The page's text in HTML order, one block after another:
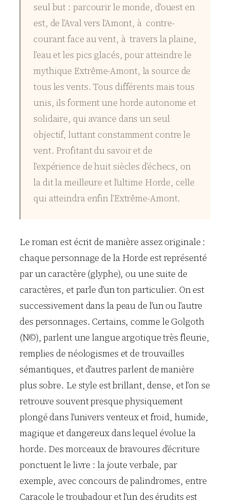
seul but : parcourir le monde, d’ouest en
est, de l’Aval vers l’Amont, à contre-
courant face au vent, à travers la plaine,
l’eau et les pics glacés, pour atteindre le
mythique Extrême-Amont, la source de
tous les vents. Tous différents mais tous
unis, ils forment une horde autonome et
solidaire, qui avance dans un seul
objectif, luttant constamment contre le
vent. Profitant du savoir et de
l’expérience de huit siècles d’échecs, on
la dit la meilleure et l’ultime Horde, celle
qui atteindra enfin l’Extrême-Amont.
Le roman est écrit de manière assez originale :
chaque personnage de la Horde est représenté
par un caractère (glyphe), ou une suite de
caractères, et parle d’un ton particulier. On est
successivement dans la peau de l’un ou l’autre
des personnages. Certains, comme le Golgoth
(Ν©), parlent une langue argotique très fleurie,
remplies de néologismes et de trouvailles
sémantiques, et d’autres parlent de manière
plus sobre. Le style est brillant, dense, et l’on se
retrouve souvent presque physiquement
plongé dans l’univers venteux et froid, humide,
magique et dangereux dans lequel évolue la
horde. Des morceaux de bravoures d’écriture
ponctuent le livre : la joute verbale, par
exemple, avec concours de palindromes, entre
Caracole le troubadour et l’un des érudits est